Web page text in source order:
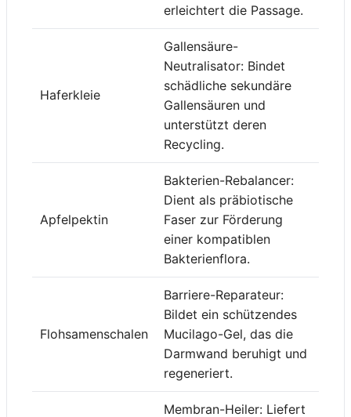
erleichtert die Passage.
Haferkleie
Gallensäure-
Neutralisator: Bindet
schädliche sekundäre
Gallensäuren und
unterstützt deren
Recycling.
Apfelpektin
Bakterien-Rebalancer:
Dient als präbiotische
Faser zur Förderung
einer kompatiblen
Bakterienflora.
Flohsamenschalen
Barriere-Reparateur:
Bildet ein schützendes
Mucilago-Gel, das die
Darmwand beruhigt und
regeneriert.
Membran-Heiler: Liefert